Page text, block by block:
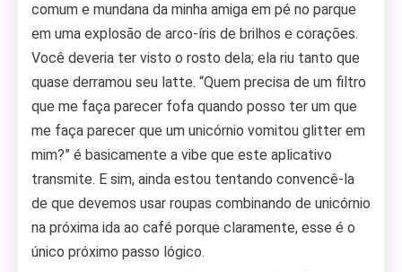
comum e mundana da minha amiga em pé no parque
em uma explosão de arco-íris de brilhos e corações.
Você deveria ter visto o rosto dela; ela riu tanto que
quase derramou seu latte. “Quem precisa de um filtro
que me faça parecer fofa quando posso ter um que
me faça parecer que um unicórnio vomitou glitter em
mim?” é basicamente a vibe que este aplicativo
transmite. E sim, ainda estou tentando convencê-la
de que devemos usar roupas combinando de unicórnio
na próxima ida ao café porque claramente, esse é o
único próximo passo lógico.